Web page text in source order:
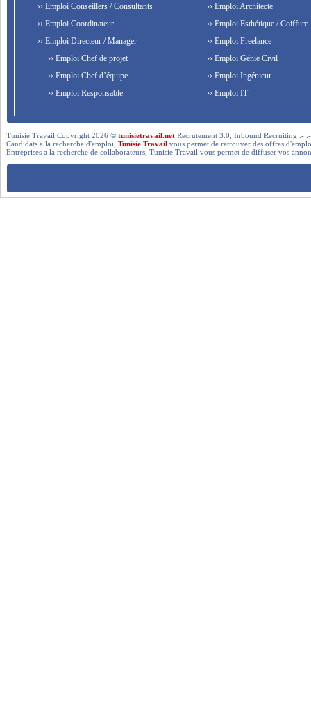
›› Emploi Conseillers / Consultants
›› Emploi Coordinateur
›› Emploi Directeur / Manager
›› Emploi Chef de projet
›› Emploi Chef d’équipe
›› Emploi Responsable
›› Emploi Architecte
›› Emploi Esthétique / Coiffure
›› Emploi Freelance
›› Emploi Génie Civil
›› Emploi Ingénieur
›› Emploi IT
Tunisie Travail Copyright 2026 ©tunisietravail.net Recrutement 3.0, Inbound Recruiting .-
Candidats a la recherche d'emploi,Tunisie Travail vous permet de retrouver des offres
Entreprises a la recherche de collaborateurs, Tunisie Travail vous permet de diffuser vos